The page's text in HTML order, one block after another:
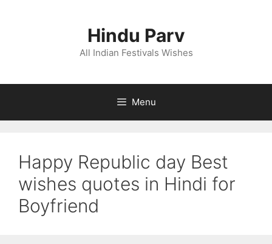
Hindu Parv
All Indian Festivals Wishes
Menu
Happy Republic day Best
wishes quotes in Hindi for
Boyfriend